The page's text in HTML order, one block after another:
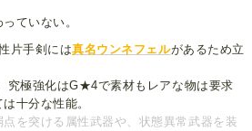
ていない。
片手剣には真名ウンネフェルがあるため立
究極強化はG★4で素材もレアな物は要求
十分な性能。
を突ける属性武器や、状態異常武器を装